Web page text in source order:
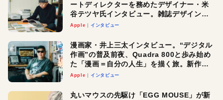
ートディレクターを務めたデザイナー・米
谷テツヤ氏インタビュー。雑誌デザインの
真髄と今後
Apple インタビュー
漫画家・井上三太インタビュー。“デジタル
作画”の普及前夜、Quadra 800と歩み始め
た「漫画＝自分の人生」を描く旅。新作
『惨家』に込めた想い
Apple インタビュー
丸いマウスの先駆け「EGG MOUSE」が新